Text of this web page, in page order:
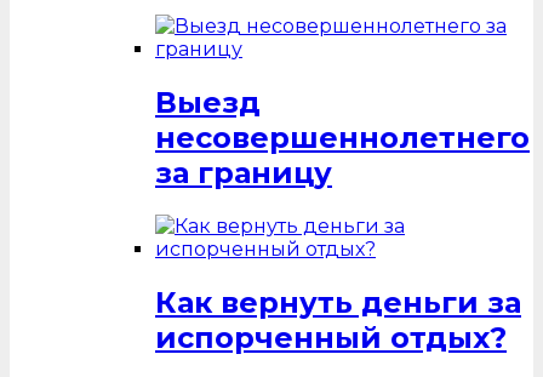
Выезд
несовершеннолетнего
за границу
Как вернуть деньги за
испорченный отдых?